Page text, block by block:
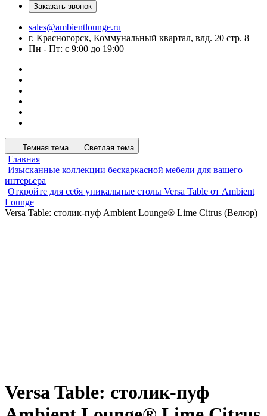
Заказать звонок
sales@ambientlounge.ru
г. Красногорск, Коммунальный квартал, влд. 20 стр. 8
Пн - Пт: с 9:00 до 19:00
Темная тема Светлая тема
Главная
Изысканные коллекции бескаркасной мебели для вашего
интерьера
Откройте для себя уникальные столы Versa Table от Ambient
Lounge
Versa Table: столик-пуф Ambient Lounge® Lime Citrus (Велюр)
Versa Table: столик-пуф